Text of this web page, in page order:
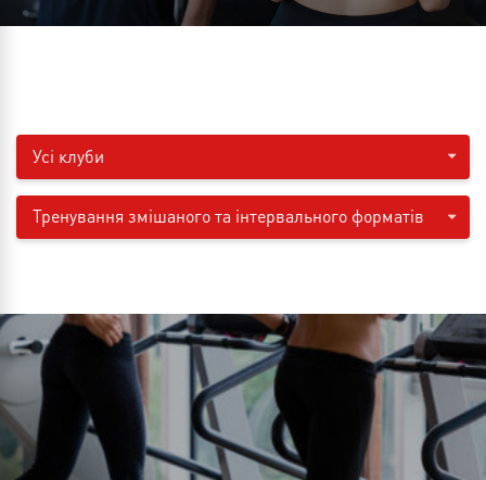
Усі клуби
Тренування змішаного та інтервального форматів